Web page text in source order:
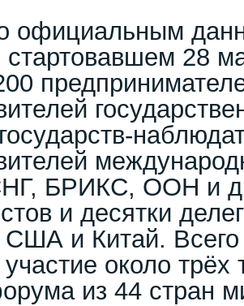
официальным
28
БРИКС, ООН и
и десятки
США и Китай.
около трёх
из 44 стран